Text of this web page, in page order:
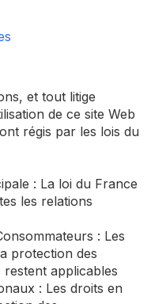
et tout litige
de ce site Web
régis par les lois du
: La loi du France
les relations
: Les
protection des
applicables
: Les droits en